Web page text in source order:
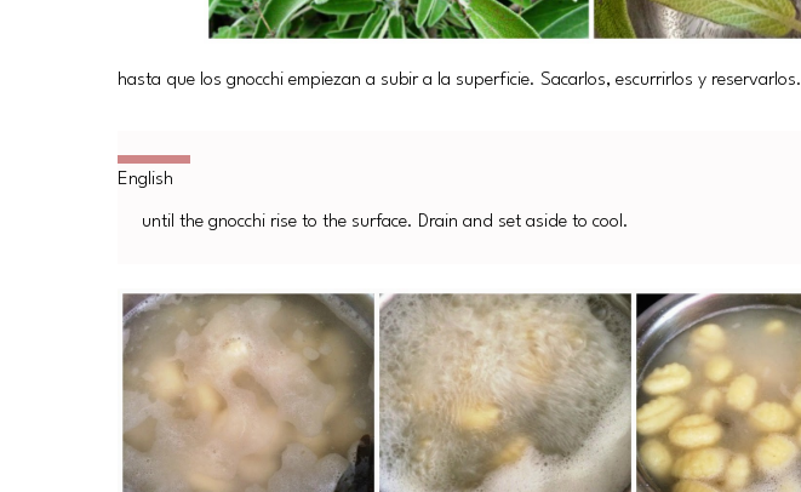
hasta que los gnocchi empiezan a subir a la superficie. Sacarlos, escurrirlos y reservarlos.
until the gnocchi rise to the surface. Drain and set aside to cool.